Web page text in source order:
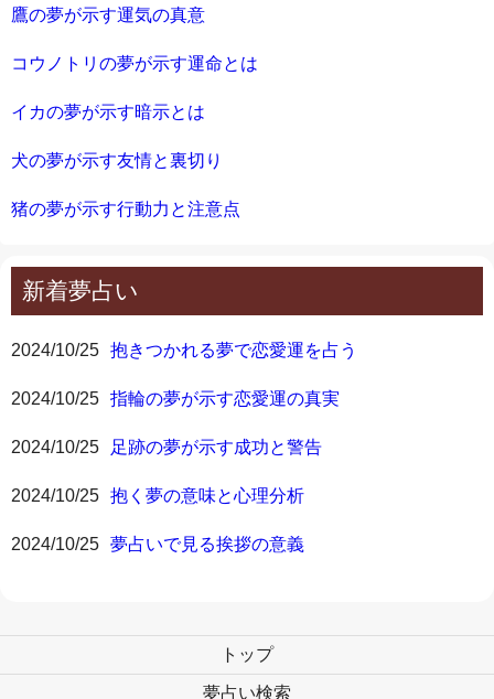
鷹の夢が示す運気の真意
コウノトリの夢が示す運命とは
イカの夢が示す暗示とは
犬の夢が示す友情と裏切り
猪の夢が示す行動力と注意点
新着夢占い
2024/10/25 抱きつかれる夢で恋愛運を占う
2024/10/25 指輪の夢が示す恋愛運の真実
2024/10/25 足跡の夢が示す成功と警告
2024/10/25 抱く夢の意味と心理分析
2024/10/25 夢占いで見る挨拶の意義
トップ
夢占い検索